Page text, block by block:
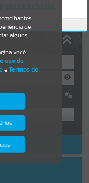
de
alguns
você
uso de
eTermos de